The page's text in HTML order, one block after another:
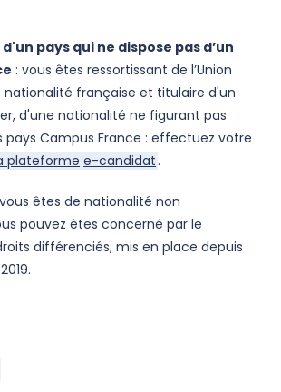
pays qui ne dispose pas d’un
: vous êtes ressortissant de l’Union
nationalité française et titulaire d'un
d'une nationalité ne figurant pas
pays Campus France : effectuez votre
plateforme e-candidat.
êtes de nationalité non
pouvez êtes concerné par le
différenciés, mis en place depuis